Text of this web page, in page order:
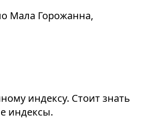
Мала Горожанна,
индексу. Стоит знать
индексы.